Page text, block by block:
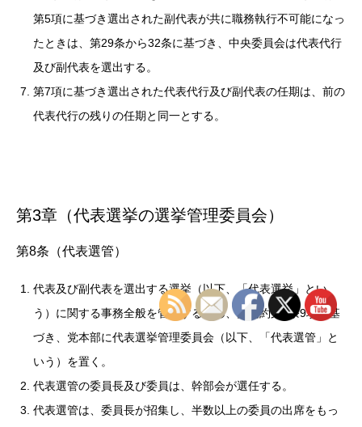
第5項に基づき選出された副代表が共に職務執行不可能になっ
たときは、第29条から32条に基づき、中央委員会は代表代行
及び副代表を選出する。
第7項に基づき選出された代表代行及び副代表の任期は、前の
代表代行の残りの任期と同一とする。
第3章（代表選挙の選挙管理委員会）
第8条（代表選管）
代表及び副代表を選出する選挙（以下、「代表選挙」とい
う）に関する事務全般を管理するため、党規約第9条9項に基
づき、党本部に代表選挙管理委員会（以下、「代表選管」と
いう）を置く。
代表選管の委員長及び委員は、幹部会が選任する。
代表選管は、委員長が招集し、半数以上の委員の出席をもっ